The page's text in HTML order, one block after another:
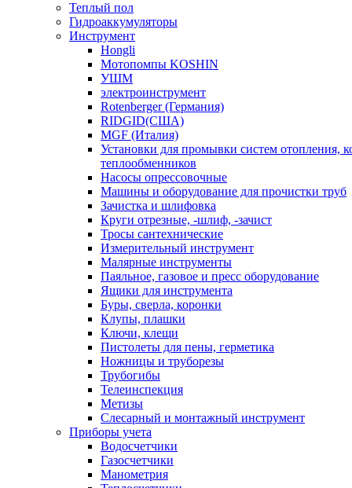
Теплый пол
Гидроаккумуляторы
Инструмент
Hongli
Мотопомпы KOSHIN
УШМ
электроинструмент
Rotenberger (Германия)
RIDGID(США)
MGF (Италия)
Установки для промывки систем отопления,
теплообменников
Насосы опрессовочные
Машины и оборудование для прочистки труб
Зачистка и шлифовка
Круги отрезные, -шлиф, -зачист
Тросы сантехнические
Измерительный инструмент
Малярные инструменты
Паяльное, газовое и пресс оборудование
Ящики для инструмента
Буры, сверла, коронки
Клупы, плашки
Ключи, клещи
Пистолеты для пены, герметика
Ножницы и труборезы
Трубогибы
Телеинспекция
Метизы
Слесарный и монтажный инструмент
Приборы учета
Водосчетчики
Газосчетчики
Манометрия